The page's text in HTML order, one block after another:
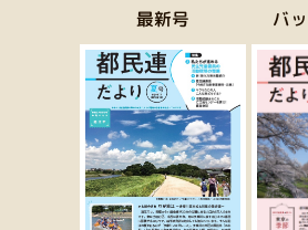
最新号 バ